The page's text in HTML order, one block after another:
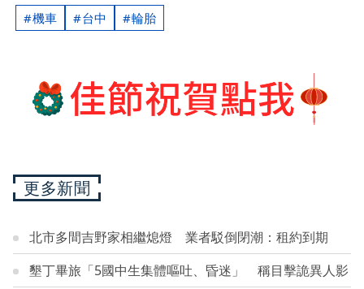
機車 台中 輪胎
更多新聞
北市多間吉野家相繼熄燈 業者駁倒閉潮：租約到期
墾丁畢旅「5國中生集體嘔吐、昏迷」 稱目擊詭異人影